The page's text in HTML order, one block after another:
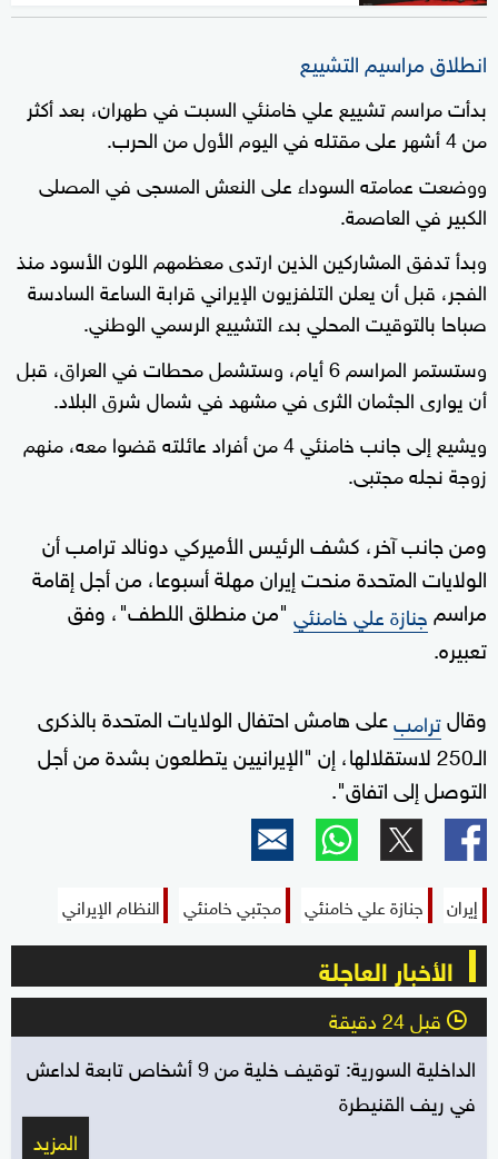
انطلاق مراسيم التشييع
بدأت مراسم تشييع علي خامنئي السبت في طهران، بعد أكثر
من 4 أشهر على مقتله في اليوم الأول من الحرب.
ووضعت عمامته السوداء على النعش المسجى في المصلى
الكبير في العاصمة.
وبدأ تدفق المشاركين الذين ارتدى معظمهم اللون الأسود منذ
الفجر، قبل أن يعلن التلفزيون الإيراني قرابة الساعة السادسة
صباحا بالتوقيت المحلي بدء التشييع الرسمي الوطني.
وستستمر المراسم 6 أيام، وستشمل محطات في العراق، قبل
أن يوارى الجثمان الثرى في مشهد في شمال شرق البلاد.
ويشيع إلى جانب خامنئي 4 من أفراد عائلته قضوا معه، منهم
زوجة نجله مجتبى.
ومن جانب آخر، كشف الرئيس الأميركي دونالد ترامب أن
الولايات المتحدة منحت إيران مهلة أسبوعا، من أجل إقامة
مراسم جنازة علي خامنئي "من منطلق اللطف"، وفق
تعبيره.
وقالترامبعلى هامش احتفال الولايات المتحدة بالذكرى
الـ250 لاستقلالها، إن "الإيرانيين يتطلعون بشدة من أجل
التوصل إلى اتفاق".
إيران جنازة علي خامنئي مجتبي خامنئي النظام الإيراني
الأخبار العاجلة
l قبل 24 دقيقة
الداخلية السورية: توقيف خلية من 9 أشخاص تابعة لداعش
في ريف القنيطرة
المزيد